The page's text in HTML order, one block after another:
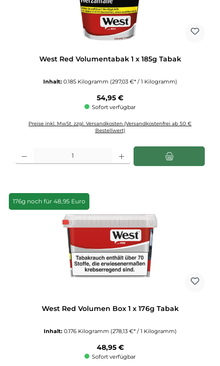
West Red Volumentabak 1 x 185g Tabak
Inhalt: 0.185 Kilogramm (297,03 €* / 1 Kilogramm)
Regulärer Preis:
54,95 €
Sofort verfügbar
Preise inkl. MwSt. zzgl. Versandkosten (Versandkostenfrei ab 50 €
Bestellwert)
Produkt Anzahl: Gib den gewünschten Wert ein oder benutze die Schaltflächen
176g noch für 48,95 Euro
West Red Volumen Box 1 x 176g Tabak
Inhalt: 0.176 Kilogramm (278,13 €* / 1 Kilogramm)
Regulärer Preis:
48,95 €
Sofort verfügbar